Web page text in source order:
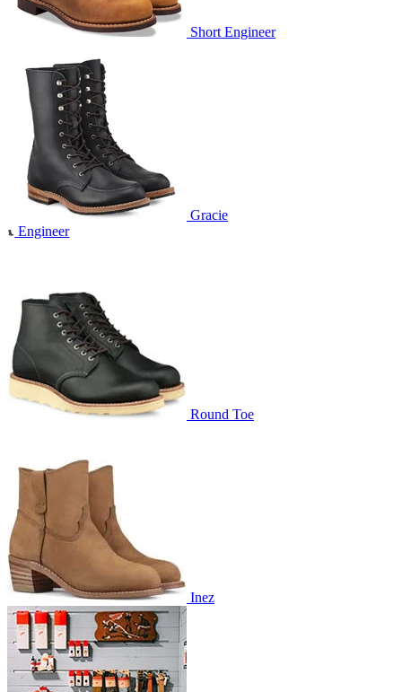
Short Engineer
Gracie
Engineer
Round Toe
Inez